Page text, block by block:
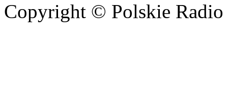
Copyright © Polskie